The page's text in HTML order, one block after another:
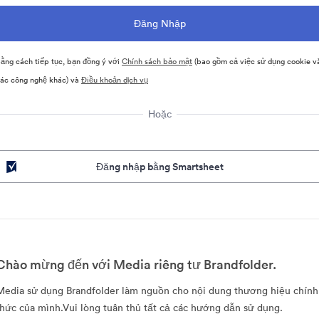
cách tiếp tục, bạn đồng ý với Chính sách bảo mật(bao gồm cả việc sử dụng cookie
công nghệ khác) và Điều khoản dịch vụ
Hoặc
Đăng nhập bằng Smartsheet
mừng đến với Media riêng tư Brandfolder.
sử dụng Brandfolder làm nguồn cho nội dung thương hiệu chính
của mình.Vui lòng tuân thủ tất cả các hướng dẫn sử dụng.